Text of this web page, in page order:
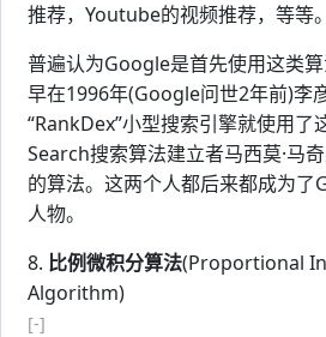
推荐，Youtube的视频推荐，等等。
普遍认为Google是首先使用这类
早在1996年(Google问世2年前)李
“RankDex”小型搜索引擎就使用
Search搜索算法建立者马西莫·马
的算法。这两个人都后来都成为
人物。
8. 比例微积分算法(Proportional
Algorithm)
[-]